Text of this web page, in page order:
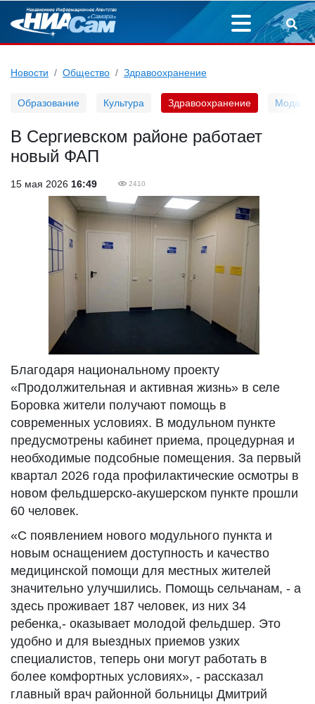
Новости Общество Здравоохранение
Образование Культура Здравоохранение Мода
В Сергиевском районе работает
новый ФАП
15 мая 2026 16:49 2410
Благодаря национальному проекту
«Продолжительная и активная жизнь» в селе
Боровка жители получают помощь в
современных условиях. В модульном пункте
предусмотрены кабинет приема, процедурная и
необходимые подсобные помещения. За первый
квартал 2026 года профилактические осмотры в
новом фельдшерско-акушерском пункте прошли
60 человек.
«С появлением нового модульного пункта и
новым оснащением доступность и качество
медицинской помощи для местных жителей
значительно улучшились. Помощь сельчанам, - а
здесь проживает 187 человек, из них 34
ребенка,- оказывает молодой фельдшер. Это
удобно и для выездных приемов узких
специалистов, теперь они могут работать в
более комфортных условиях», - рассказал
главный врач районной больницы Дмитрий